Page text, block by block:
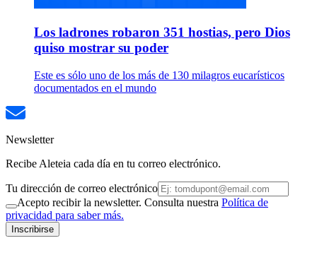
Los ladrones robaron 351 hostias, pero Dios
quiso mostrar su poder
Este es sólo uno de los más de 130 milagros eucarísticos
documentados en el mundo
Newsletter
Recibe Aleteia cada día en tu correo electrónico.
Tu dirección de correo electrónico
Acepto recibir la newsletter. Consulta nuestra Política de
privacidad para saber más.
Inscribirse